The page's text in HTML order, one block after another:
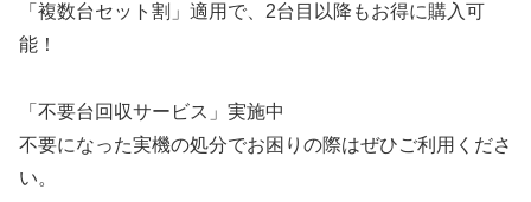
「複数台セット割」適用で、2台目以降もお得に購入可
能！
「不要台回収サービス」実施中
不要になった実機の処分でお困りの際はぜひご利用くださ
い。